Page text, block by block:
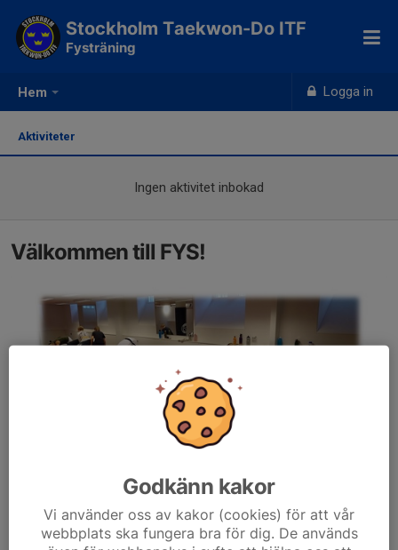
Hem Logga in
Stockholm Taekwon-Do ITF
Fysträning
Aktiviteter
Ingen aktivitet inbokad
Välkommen till FYS!
För Vuxna och ungdomar från 13 år uppåt
Godkänn kakor
Vi använder oss av kakor (cookies) för att vår
webbplats ska fungera bra för dig. De används